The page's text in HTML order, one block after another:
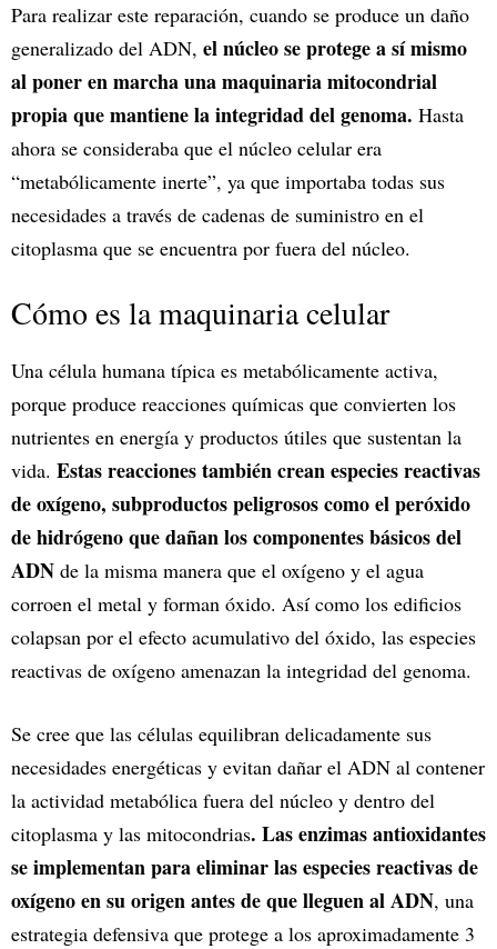
Para realizar este reparación, cuando se produce un daño
generalizado del ADN, el núcleo se protege a sí mismo
al poner en marcha una maquinaria mitocondrial
propia que mantiene la integridad del genoma. Hasta
ahora se consideraba que el núcleo celular era
“metabólicamente inerte”, ya que importaba todas sus
necesidades a través de cadenas de suministro en el
citoplasma que se encuentra por fuera del núcleo.
Cómo es la maquinaria celular
Una célula humana típica es metabólicamente activa,
porque produce reacciones químicas que convierten los
nutrientes en energía y productos útiles que sustentan la
vida. Estas reacciones también crean especies reactivas
de oxígeno, subproductos peligrosos como el peróxido
de hidrógeno que dañan los componentes básicos del
ADN de la misma manera que el oxígeno y el agua
corroen el metal y forman óxido. Así como los edificios
colapsan por el efecto acumulativo del óxido, las especies
reactivas de oxígeno amenazan la integridad del genoma.
Se cree que las células equilibran delicadamente sus
necesidades energéticas y evitan dañar el ADN al contener
la actividad metabólica fuera del núcleo y dentro del
citoplasma y las mitocondrias. Las enzimas antioxidantes
se implementan para eliminar las especies reactivas de
oxígeno en su origen antes de que lleguen al ADN, una
estrategia defensiva que protege a los aproximadamente 3